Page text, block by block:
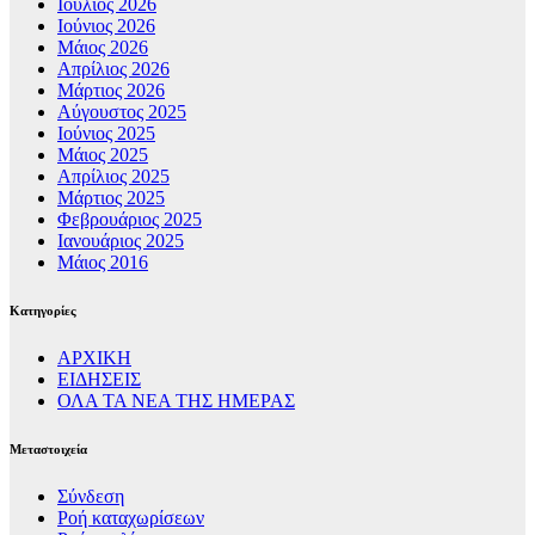
Ιούλιος 2026
Ιούνιος 2026
Μάιος 2026
Απρίλιος 2026
Μάρτιος 2026
Αύγουστος 2025
Ιούνιος 2025
Μάιος 2025
Απρίλιος 2025
Μάρτιος 2025
Φεβρουάριος 2025
Ιανουάριος 2025
Μάιος 2016
Kατηγορίες
ΑΡΧΙΚΗ
ΕΙΔΗΣΕΙΣ
ΟΛΑ ΤΑ ΝΕΑ ΤΗΣ ΗΜΕΡΑΣ
Μεταστοιχεία
Σύνδεση
Ροή καταχωρίσεων